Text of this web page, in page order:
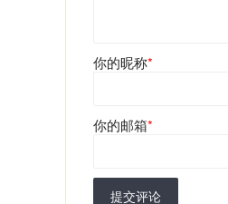
你的昵称*
你的邮箱*
提交评论